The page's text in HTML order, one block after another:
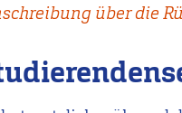
über die